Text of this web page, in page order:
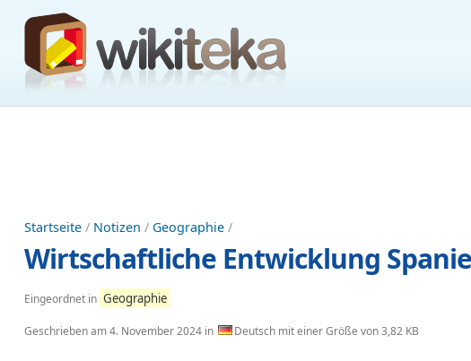
Startseite / Notizen / Geographie /
Wirtschaftliche Entwicklung
Eingeordnet in Geographie
Geschrieben am4. November 2024 in Deutsch mit einer Größe von 3,82 KB